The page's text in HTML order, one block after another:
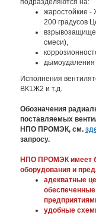
подразделяются на:
жаростойкие -
200 градусов
смеси),
дымоудаления
Исполнения
ВК1Ж2 и т.д.
Обозначения
поставляемых
НПО ПРОМЭК, см.
запросу.
НПО ПРОМЭК имеет
оборудования и
адекватные
удобные